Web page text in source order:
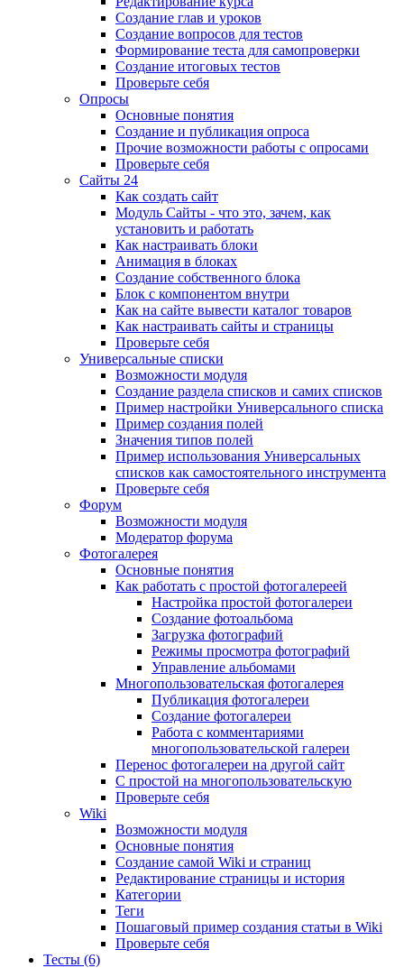
Создание глав и уроков
Создание вопросов для тестов
Формирование теста для самопроверки
Создание итоговых тестов
Проверьте себя
Опросы
Основные понятия
Создание и публикация опроса
Прочие возможности работы с опросами
Проверьте себя
Сайты 24
Как создать сайт
Модуль Сайты - что это, зачем, как
установить и работать
Как настраивать блоки
Анимация в блоках
Создание собственного блока
Блок с компонентом внутри
Как на сайте вывести каталог товаров
Как настраивать сайты и страницы
Проверьте себя
Универсальные списки
Возможности модуля
Создание раздела списков и самих списков
Пример настройки Универсального списка
Пример создания полей
Значения типов полей
Пример использования Универсальных
списков как самостоятельного инструмента
Проверьте себя
Форум
Возможности модуля
Модератор форума
Фотогалерея
Основные понятия
Как работать с простой фотогалереей
Настройка простой фотогалереи
Создание фотоальбома
Загрузка фотографий
Режимы просмотра фотографий
Управление альбомами
Многопользовательская фотогалерея
Публикация фотогалереи
Создание фотогалереи
Работа с комментариями
многопользовательской галереи
Перенос фотогалереи на другой сайт
С простой на многопользовательскую
Проверьте себя
Wiki
Возможности модуля
Основные понятия
Создание самой Wiki и страниц
Редактирование страницы и история
Категории
Теги
Пошаговый пример создания статьи в Wiki
Проверьте себя
Тесты (6)